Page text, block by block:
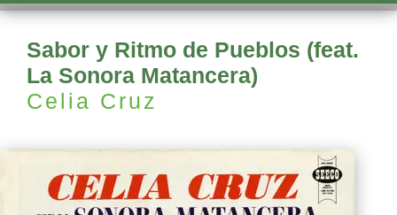
Sabor y Ritmo de Pueblos (feat.
La Sonora Matancera)
Celia Cruz